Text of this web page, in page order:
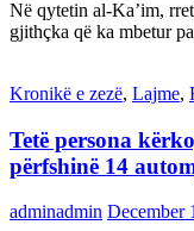
Në qytetin al-Ka’im,
gjithçka që ka mbetur
Kronikë e zezë, Lajme,
Tetë persona
përfshinë 14
adminadmin December